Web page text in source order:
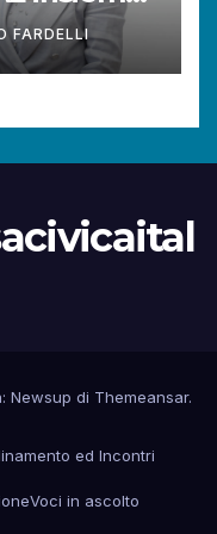
dei
FARDELLI
Newsup di Themeansar.
ed Incontri
Voci in ascolto